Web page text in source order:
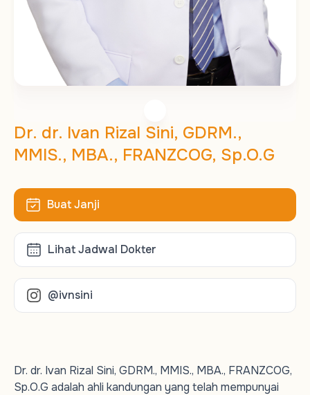
Dr. dr. Ivan Rizal Sini, GDRM.,
MMIS., MBA., FRANZCOG, Sp.O.G
Buat Janji
Lihat Jadwal Dokter
@ivnsini
Dr. dr. Ivan Rizal Sini, GDRM., MMIS., MBA., FRANZCOG,
Sp.O.G adalah ahli kandungan yang telah mempunyai